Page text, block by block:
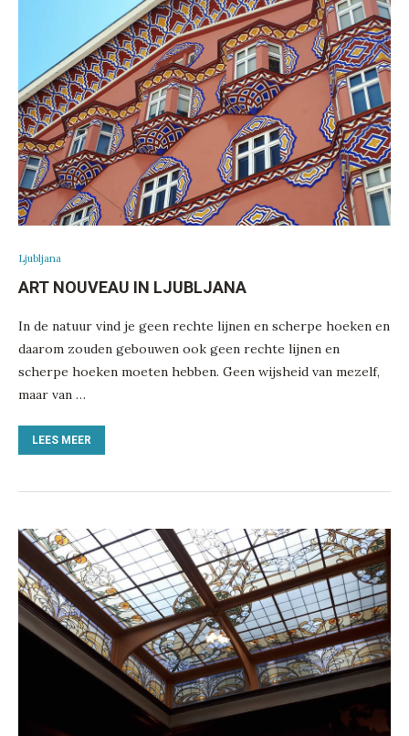
Ljubljana
ART NOUVEAU IN LJUBLJANA
In de natuur vind je geen rechte lijnen en scherpe hoeken en
daarom zouden gebouwen ook geen rechte lijnen en
scherpe hoeken moeten hebben. Geen wijsheid van mezelf,
maar van …
LEES MEER